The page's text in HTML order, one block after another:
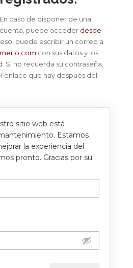
En caso de disponer de una
cuenta, puede acceder desde
puede escribir un correo a
con sus datos y los
Si no recuerda su contraseña,
enlace que hay después del
sitio web está
Estamos
la experiencia del
pronto. Gracias por su